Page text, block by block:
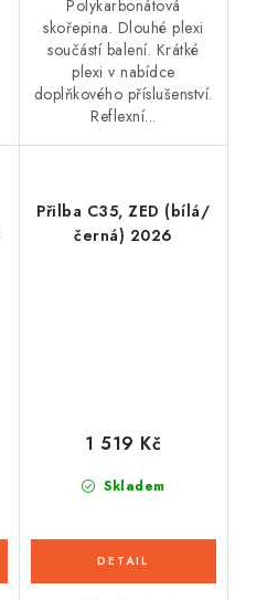
Polykarbonátová
skořepina. Dlouhé plexi
součástí balení. Krátké
plexi v nabídce
doplňkového příslušenství.
Reflexní...
Přilba C35, ZED (bílá/
černá) 2026
Skladem
1 519 Kč